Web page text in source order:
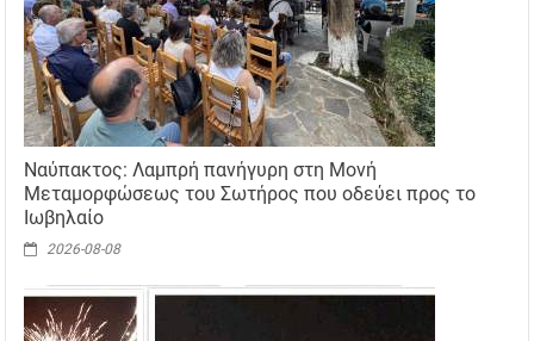
Ναύπακτος: Λαμπρή πανήγυρη στη Μονή
Μεταμορφώσεως του Σωτήρος που οδεύει προς το
Ιωβηλαίο
2026-08-08